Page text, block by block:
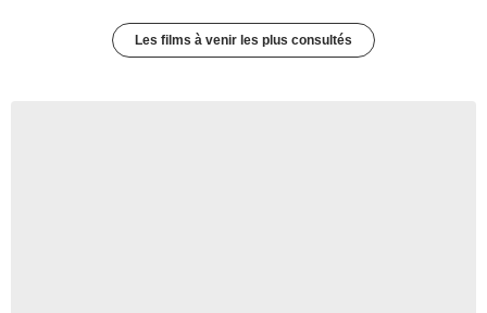
Les films à venir les plus consultés